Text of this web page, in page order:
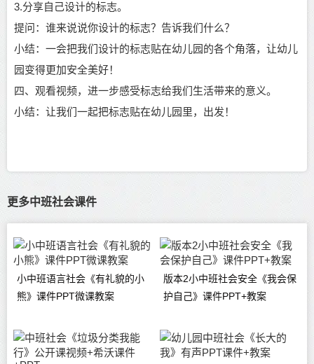
3.分享自己设计的标志。
提问：谁来说说你设计的标志？告诉我们什么？
小结：一会把我们设计的标志贴在幼儿园的各个角落，让幼儿
园变得更加安全美好！
四、观看视频，进一步感受标志给我们生活带来的意义。
小结：让我们一起把标志贴在幼儿园里，出发！
更多中班社会课件
小中班语言社会《有礼貌的小
熊》课件PPT微课教案
版本2小中班社会安全《我会保
护自己》课件PPT+教案